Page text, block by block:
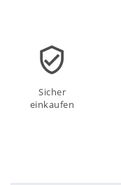
Sicher
einkaufen